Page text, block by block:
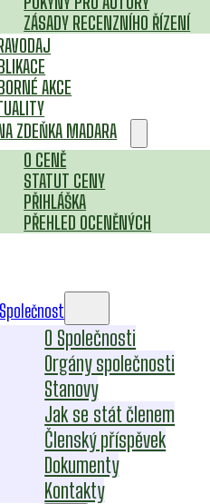
ZÁSADY RECENZNÍHO ŘÍZENÍ
AKCE
ZDEŇKA MADARA
O CENĚ
STATUT CENY
PŘIHLÁŠKA
PŘEHLED OCENĚNÝCH
Společnost
O Společnosti
Orgány společnosti
Stanovy
Jak se stát členem
Členský příspěvek
Dokumenty
Kontakty